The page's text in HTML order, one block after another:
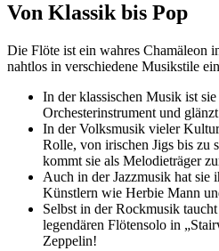
Von Klassik bis Pop
Die Flöte ist ein wahres Chamäleon
nahtlos in verschiedene Musikstile
In der klassischen Musik ist
Orchesterinstrument und
In der Volksmusik vieler
Rolle, von irischen Jigs bis zu
kommt sie als Melodieträger
Auch in der Jazzmusik hat sie
Künstlern wie Herbie Mann
Selbst in der Rockmusik
legendären Flötensolo in
Zeppelin!